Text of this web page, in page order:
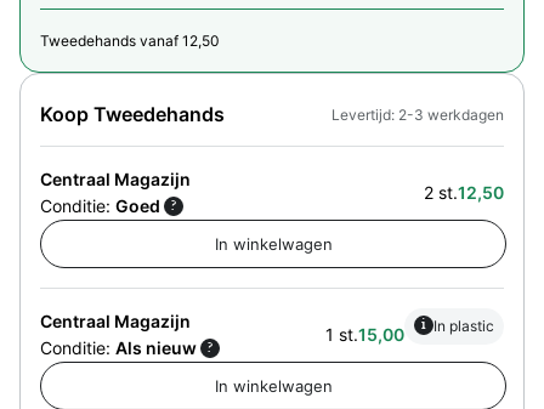
Tweedehands vanaf 12,50
Koop Tweedehands
Centraal Magazijn
Conditie: Goed ?
2 st.12,50
Centraal Magazijn
Conditie: Als nieuw ?
1 st.15,00 i In plastic
Levertijd: 2-3 werkdagen